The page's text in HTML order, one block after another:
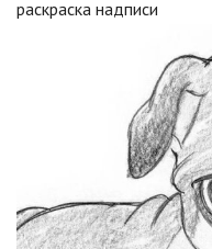
раскраска надписи